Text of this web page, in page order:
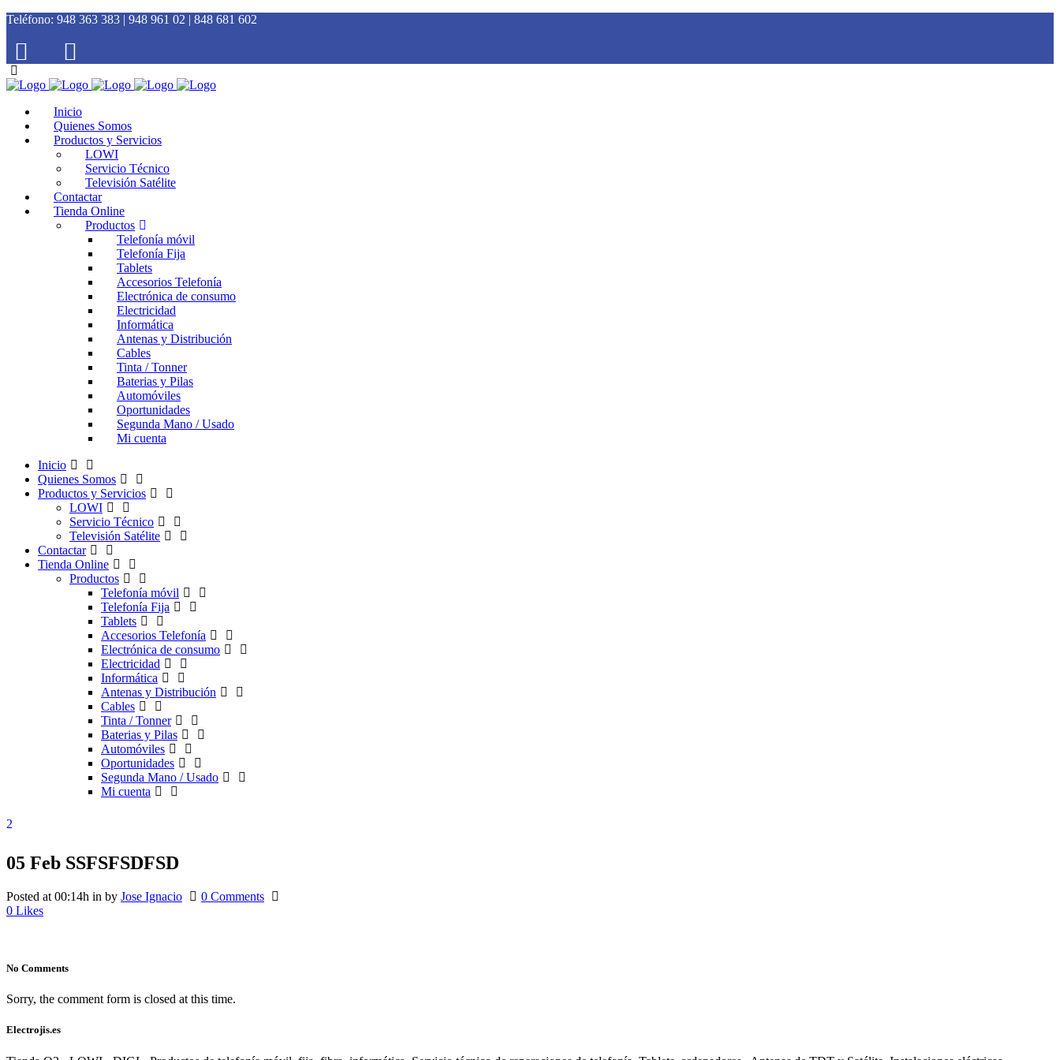
Teléfono: 948 363 383 | 948 961 02 | 848 681 602
Inicio
Quienes Somos
Productos y Servicios
LOWI
Servicio Técnico
Televisión Satélite
Contactar
Tienda Online
Productos
Telefonía móvil
Telefonía Fija
Tablets
Accesorios Telefonía
Electrónica de consumo
Electricidad
Informática
Antenas y Distribución
Cables
Tinta / Tonner
Baterias y Pilas
Automóviles
Oportunidades
Segunda Mano / Usado
Mi cuenta
Inicio
Quienes Somos
Productos y Servicios
LOWI
Servicio Técnico
Televisión Satélite
Contactar
Tienda Online
Productos
Telefonía móvil
Telefonía Fija
Tablets
Accesorios Telefonía
Electrónica de consumo
Electricidad
Informática
Antenas y Distribución
Cables
Tinta / Tonner
Baterias y Pilas
Automóviles
Oportunidades
Segunda Mano / Usado
Mi cuenta
05 Feb SSFSFSDFSD
Posted at 00:14h in by Jose Ignacio
0 Comments
0 Likes
No Comments
Sorry, the comment form is closed at this time.
Electrojis.es